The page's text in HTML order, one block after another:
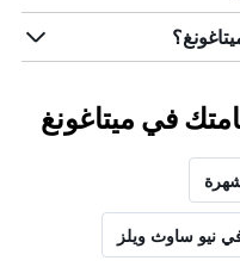
في ميتاغونغ
نيو ساوث ويلز